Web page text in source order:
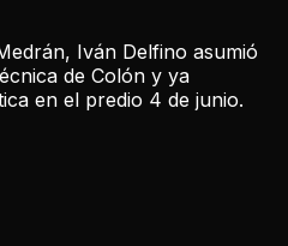
Iván Delfino asumió
de Colón y ya
en el predio 4 de junio.